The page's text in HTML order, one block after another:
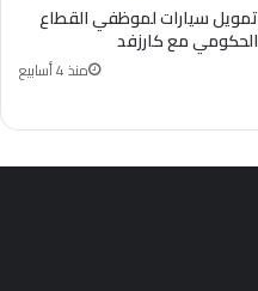
تمويل سيارات لموظفي القطاع
الحكومي مع كارزفد
منذ 4 أسابيع